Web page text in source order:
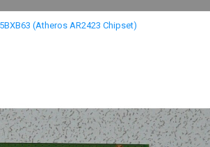
(Atheros AR2423 Chipset)